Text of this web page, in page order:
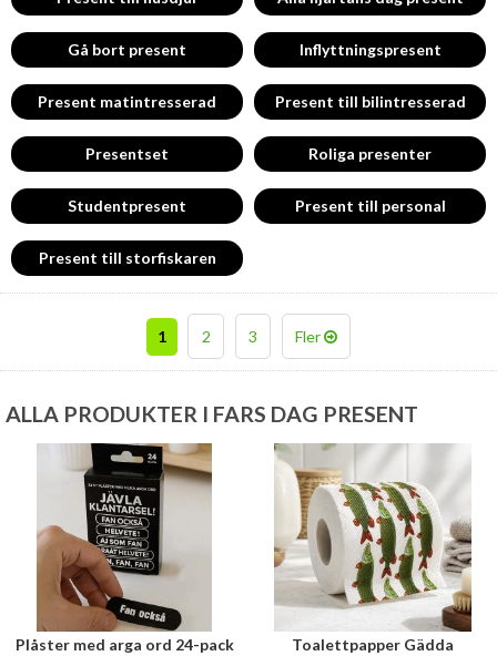
kan köpas här. Alla med snabba leveranser och en billig frakt!
Gå bort present Inflyttningspresent
Present matintresserad Present till bilintresserad
Presentset Roliga presenter
Studentpresent Present till personal
Present till storfiskaren
1 2 3 Fler
ALLA PRODUKTER I FARS DAG PRESENT
Plåster med arga ord 24-pack Toalettpapper Gädda